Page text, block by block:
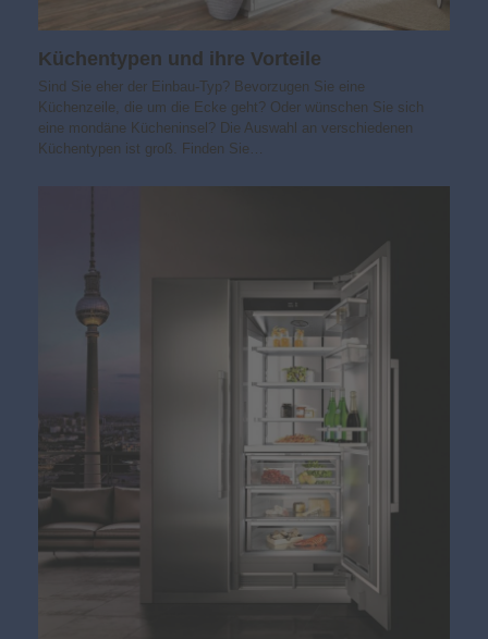
Küchentypen und ihre Vorteile
Sind Sie eher der Einbau-Typ? Bevorzugen Sie eine
Küchenzeile, die um die Ecke geht? Oder wünschen Sie sich
eine mondäne Kücheninsel? Die Auswahl an verschiedenen
Küchentypen ist groß. Finden Sie…